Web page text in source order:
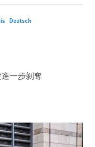
Deutsch
一步剝奪